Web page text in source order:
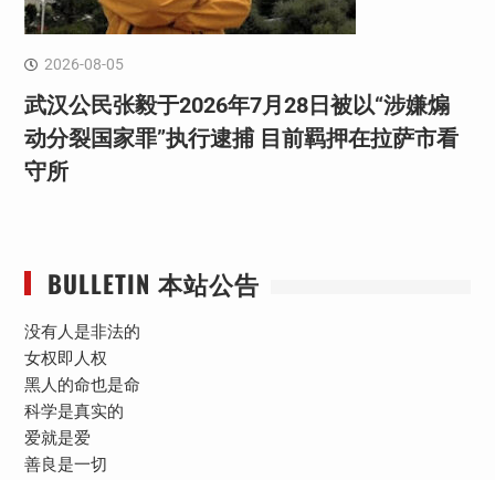
2026-08-05
武汉公民张毅于2026年7月28日被以“涉嫌煽
动分裂国家罪”执行逮捕 目前羁押在拉萨市看
守所
BULLETIN 本站公告
没有人是非法的
女权即人权
黑人的命也是命
科学是真实的
爱就是爱
善良是一切